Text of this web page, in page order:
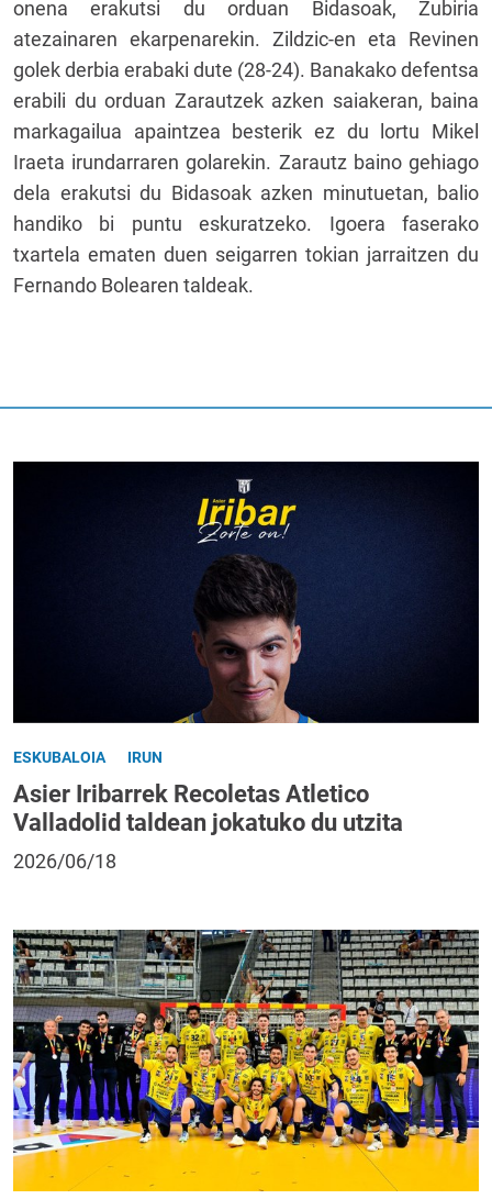
onena erakutsi du orduan Bidasoak, Zubiria
atezainaren ekarpenarekin. Zildzic-en eta Revinen
golek derbia erabaki dute (28-24). Banakako defentsa
erabili du orduan Zarautzek azken saiakeran, baina
markagailua apaintzea besterik ez du lortu Mikel
Iraeta irundarraren golarekin. Zarautz baino gehiago
dela erakutsi du Bidasoak azken minutuetan, balio
handiko bi puntu eskuratzeko. Igoera faserako
txartela ematen duen seigarren tokian jarraitzen du
Fernando Bolearen taldeak.
ESKUBALOIA IRUN
Asier Iribarrek Recoletas Atletico
Valladolid taldean jokatuko du utzita
2026/06/18